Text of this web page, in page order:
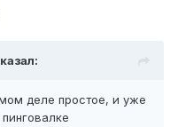
деле простое, и уже